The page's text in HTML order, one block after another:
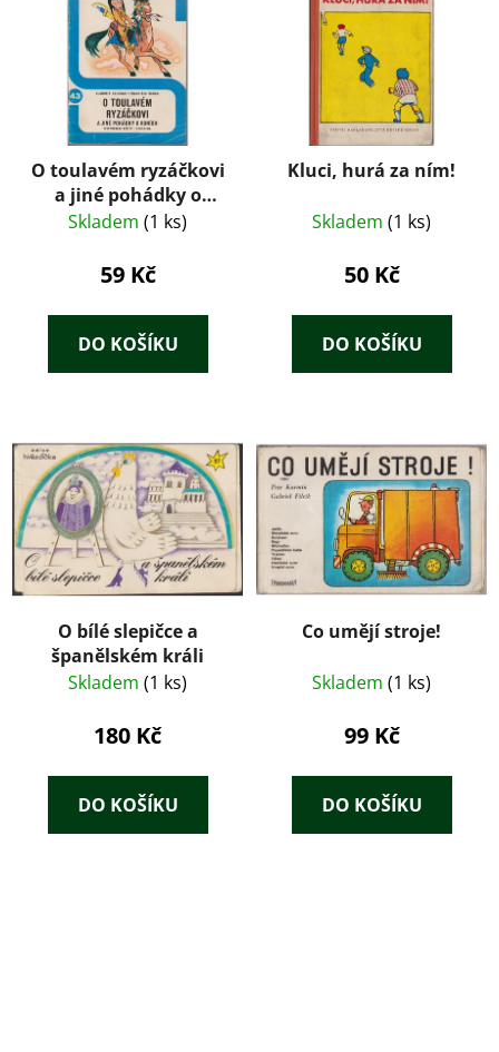
O toulavém ryzáčkovi
a jiné pohádky o
koních – V. Hulpach,
Skladem (1 ks)
59 Kč
DO KOŠÍKU
Kluci, hurá za ním!
Skladem (1 ks)
50 Kč
DO KOŠÍKU
O bílé slepičce a
španělském králi
Skladem (1 ks)
180 Kč
DO KOŠÍKU
Co umějí stroje!
Skladem (1 ks)
99 Kč
DO KOŠÍKU